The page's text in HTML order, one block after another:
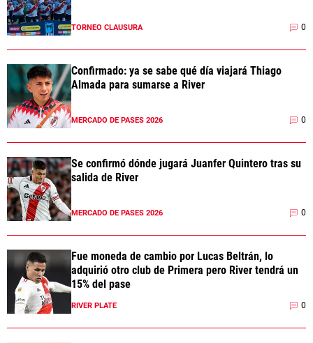
TORNEO CLAUSURA 0
Confirmado: ya se sabe qué día viajará Thiago
Almada para sumarse a River
MERCADO DE PASES 2026 0
Se confirmó dónde jugará Juanfer Quintero tras su
salida de River
MERCADO DE PASES 2026 0
Fue moneda de cambio por Lucas Beltrán, lo
adquirió otro club de Primera pero River tendrá un
15% del pase
RIVER PLATE 0